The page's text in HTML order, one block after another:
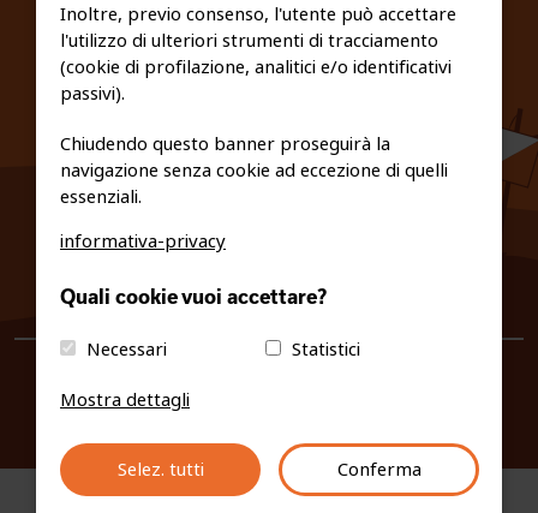
PRIVACY E COOKIE POLICY
info@fiso.it|fiso@pec-mail.eu
Inoltre, previo consenso, l'utente può accettare
l'utilizzo di ulteriori strumenti di tracciamento
(cookie di profilazione, analitici e/o identificativi
passivi).
Chiudendo questo banner proseguirà la
navigazione senza cookie ad eccezione di quelli
essenziali.
informativa-privacy
Quali cookie vuoi accettare?
Necessari
Statistici
Mostra dettagli
Selez. tutti Conferma